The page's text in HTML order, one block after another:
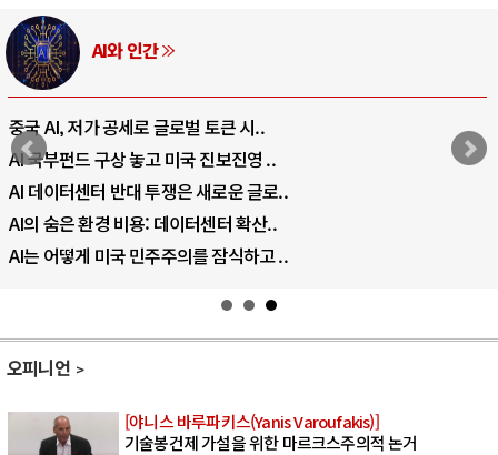
AI와 인간
중국 AI, 저가 공세로 글로벌 토큰 시..
AI 국부펀드 구상 놓고 미국 진보진영 ..
AI 데이터센터 반대 투쟁은 새로운 글로..
AI의 숨은 환경 비용: 데이터센터 확산..
AI는 어떻게 미국 민주주의를 잠식하고 ..
오피니언
[야니스 바루파키스(Yanis Varoufakis)]
기술봉건제 가설을 위한 마르크스주의적 논거